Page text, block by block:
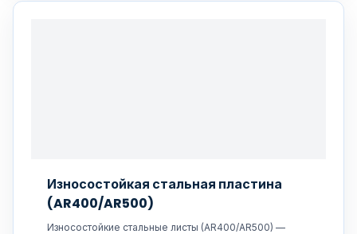
Износостойкая стальная пластина
(AR400/AR500)
Износостойкие стальные листы (AR400/AR500) —